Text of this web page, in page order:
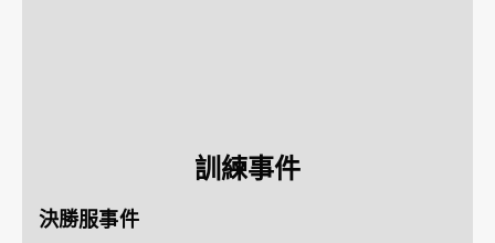
訓練事件
決勝服事件